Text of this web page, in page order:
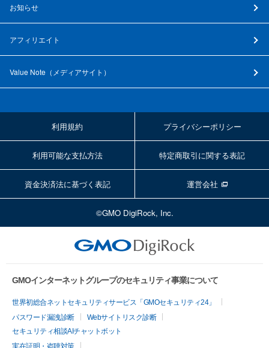
お知らせ
アフィリエイト
Value Note（ メディアサイト ）
利用規約 プライバシーポリシー
利用可能な支払方法 特定商取引に関する表記
資金決済法に基づく表記 運営会社
©GMO DigiRock, Inc.
GMOインターネットグループのセキュリティ事業について
世界初総合ネットセキュリティサービス「GMOセキュリティ24」
パスワード漏洩診断
Webサイトリスク診断
セキュリティ相談AIチャットボット
実在証明・盗聴対策